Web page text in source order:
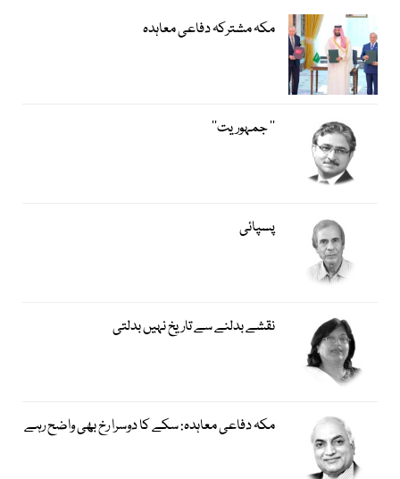
مکہ مشترکہ دفاعی معاہدہ
’’ جمہوریت‘‘
پسپائی
نقشے بدلنے سے تاریخ نہیں بدلتی
مکہ دفاعی معاہدہ: سکے کا دوسرا رخ بھی واضح رہے